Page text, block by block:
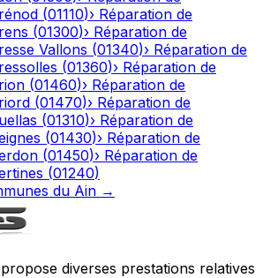
(01110)› Réparation de
(01300)› Réparation de
Vallons (01340)› Réparation de
(01360)› Réparation de
(01460)› Réparation de
(01470)› Réparation de
(01310)› Réparation de
(01430)› Réparation de
(01450)› Réparation de
(01240)
du Ain →
diverses prestations relatives